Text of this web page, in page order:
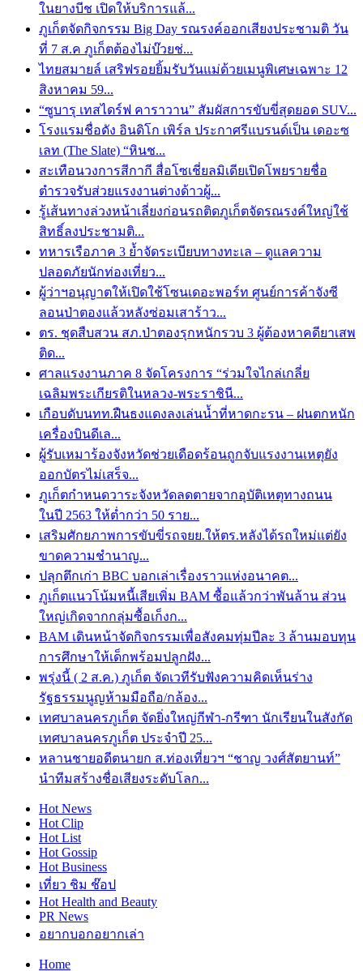
ในยางบีช เปิดให้บริการแล้...
ภูเก็ตจัดกิจกรรม Big Day รณรงค์ออกเสียงประชามติ วัน
ที่ 7 ส.ค ภูเก็ตต้องไม่บ๊วยช่...
ไทยสมายล์ เสริฟรอยยิ้มรับวันแม่ด้วยเมนูพิเศษเฉพาะ 12
สิงหาคม 59...
“ซูบารุ เทสไดร์ฟ คาราวาน” สัมผัสการขับขี่สุดยอด SUV...
โรงแรมชื่อดัง อินดิโก เพิร์ล ประกาศรีแบรนด์เป็น เดอะซ
เลท (The Slate) “หินช...
สะเทือนวงการสีกากี สื่อโซเชี่ยลมิเดียเปิดโพยรายชื่อ
ตำรวจรับส่วยแรงงานต่างด้าวผู้...
รู้เส้นทางล่วงหน้าเลี่ยงก่อนรถติดภูเก็ตจัดรณรงค์ใหญ่ใช้
สิทธิ์ลงประชามติ...
ทหารเรือภาค 3 ย้ำจัดระเบียบทางทะเล – ดูแลความ
ปลอดภัยนักท่องเที่ยว...
ผู้ว่าฯอนุญาตให้เปิดใช้โซนเดอะพอร์ท ศูนย์การค้าจังซี
ลอนป่าตองแล้วหลังซ่อมเสาร้าว...
ตร. ชุดสืบสวน สภ.ป่าตองรุกหนักรวบ 3 ผู้ต้องหาคดียาเสพ
ติด...
ศาลแรงงานภาค 8 จัดโครงการ “ร่วมใจไกล่เกลี่ย
เฉลิมพระเกียรติในหลวง-พระราชินี...
เกือบดับนทท.ฝืนธงแดงลงเล่นน้ำที่หาดกะรน – ฝนตกหนัก
เครื่องบินดีเล...
ผู้รับเหมาร้องจังหวัดช่วยเดือดร้อนถูกจับแรงงานเหตุยัง
ออกบัตรไม่เสร็จ...
ภูเก็ตกำหนดวาระจังหวัดลดตายจากอุบัติเหตุทางถนน
ในปี 2563 ให้ต่ำกว่า 50 ราย...
เสริมศักยภาพการขับขี่รถจยย.ให้ตร.หลังได้รถใหม่แต่ยัง
ขาดความชำนาญ...
ปลุกตึกเก่า BBC บอกเล่าเรื่องราวแห่งอนาคต...
ภูเก็ตแนวโน้มหนี้เสียเพิ่ม BAM ซื้อแล้วกว่าพันล้าน ส่วน
ใหญ่เกิดจากกลุ่มซื้อเก็งก...
BAM เดินหน้าจัดกิจกรรมเพื่อสังคมทุ่มปีละ 3 ล้านมอบทุน
การศึกษาให้เด็กพร้อมปลูกฝัง...
พรุ่งนี้ ( 2 ส.ค.) ภูเก็ต จัดเวทีรับฟังความคิดเห็นร่าง
รัฐธรรมนูญห้ามมือถือ/กล้อง...
เทศบาลนครภูเก็ต จัดยิ่งใหญ่กีฬา-กรีฑา นักเรียนในสังกัด
เทศบาลนครภูเก็ต ประจำปี 25...
หลานชายอดีตนายก ส.ท่องเที่ยวฯ “ชาญ วงศ์สัตยานท์”
นำทีมสร้างชื่อเสียงระดับโลก...
Hot News
Hot Clip
Hot List
Hot Gossip
Hot Business
เที่ยว ชิม ช๊อป
Hot Health and Beauty
PR News
อยากบอกอยากเล่า
Home